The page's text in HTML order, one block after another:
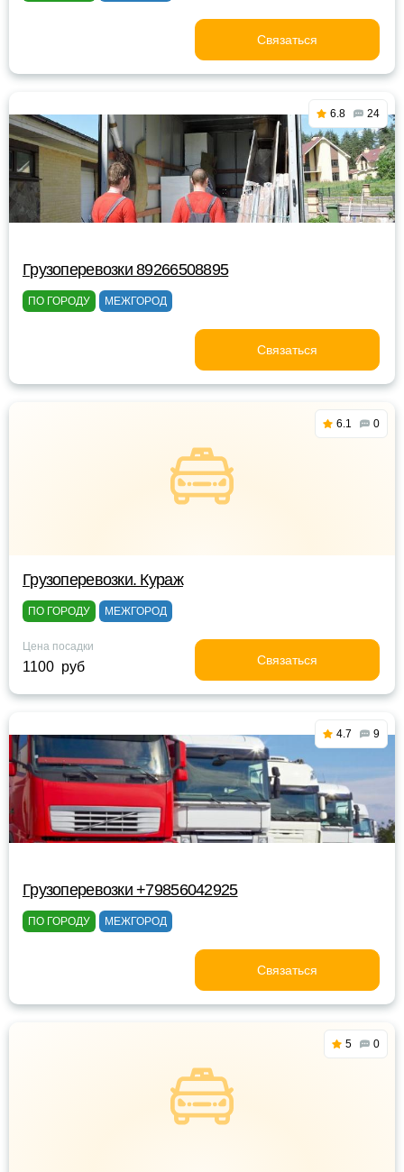
Связаться
6.8 24
Грузоперевозки 89266508895
ПО ГОРОДУ МЕЖГОРОД
Связаться
6.1 0
Грузоперевозки. Кураж
ПО ГОРОДУ МЕЖГОРОД
Цена посадки
1100 руб Связаться
4.7 9
Грузоперевозки +79856042925
ПО ГОРОДУ МЕЖГОРОД
Связаться
5 0